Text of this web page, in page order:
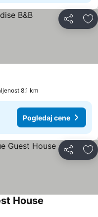
Deli
8.1 km
Pogledaj cene
Deli
House